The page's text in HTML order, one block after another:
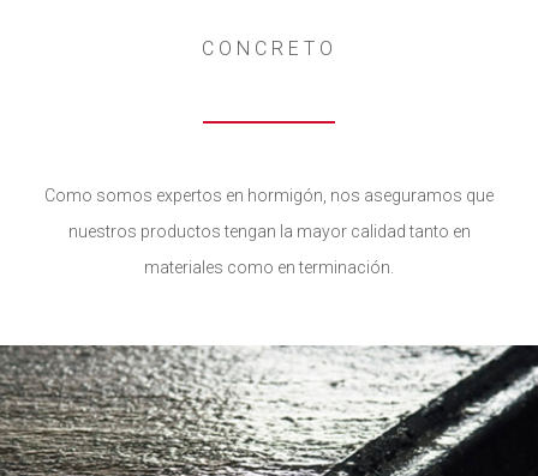
CONCRETO
Como somos expertos en hormigón, nos aseguramos que
nuestros productos tengan la mayor calidad tanto en
materiales como en terminación.